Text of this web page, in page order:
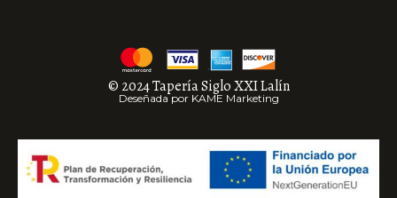
© 2024 Tapería Siglo XXI Lalín
Deseñada por KAME Marketing